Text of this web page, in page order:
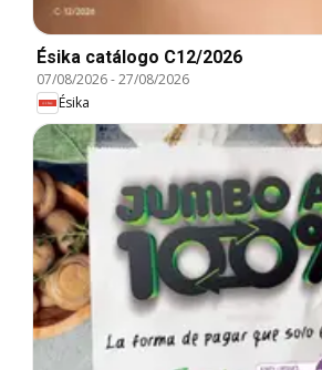
Ésika catálogo C12/2026
07/08/2026-27/08/2026
Ésika